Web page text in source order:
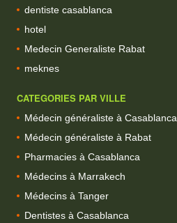
dentiste casablanca
hotel
Medecin Generaliste Rabat
meknes
CATEGORIES PAR VILLE
Médecin généraliste à Casablanca
Médecin généraliste à Rabat
Pharmacies à Casablanca
Médecins à Marrakech
Médecins à Tanger
Dentistes à Casablanca